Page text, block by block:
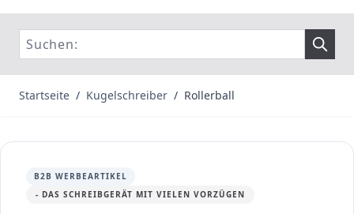
Startseite / Kugelschreiber / Rollerball
B2B WERBEARTIKEL
- DAS SCHREIBGERÄT MIT VIELEN VORZÜGEN